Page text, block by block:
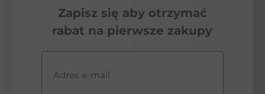
Zapisz się aby otrzymać
rabat na pierwsze zakupy
Adres e-mail